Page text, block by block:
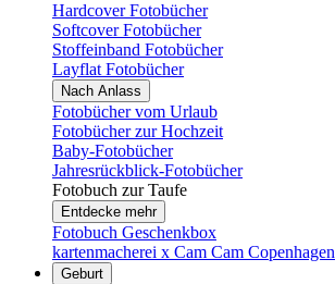
Hardcover Fotobücher
Softcover Fotobücher
Stoffeinband Fotobücher
Layflat Fotobücher
Nach Anlass
Fotobücher vom Urlaub
Fotobücher zur Hochzeit
Baby-Fotobücher
Jahresrückblick-Fotobücher
Fotobuch zur Taufe
Entdecke mehr
Fotobuch Geschenkbox
kartenmacherei x Cam Cam Copenhagen
Geburt